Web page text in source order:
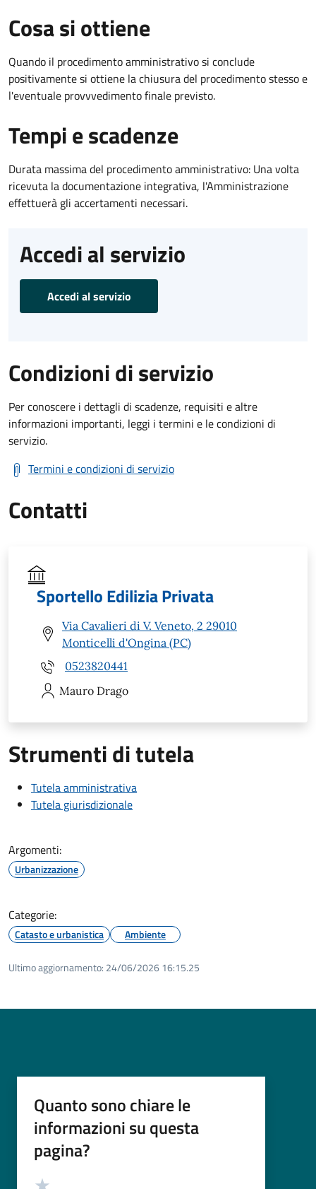
Cosa si ottiene
Quando il procedimento amministrativo si conclude
positivamente si ottiene la chiusura del procedimento stesso e
l'eventuale provvvedimento finale previsto.
Tempi e scadenze
Durata massima del procedimento amministrativo: Una volta
ricevuta la documentazione integrativa, l'Amministrazione
effettuerà gli accertamenti necessari.
Accedi al servizio
Accedi al servizio
Condizioni di servizio
Per conoscere i dettagli di scadenze, requisiti e altre
informazioni importanti, leggi i termini e le condizioni di
servizio.
Termini e condizioni di servizio
Contatti
Sportello Edilizia Privata
Via Cavalieri di V. Veneto, 2 29010
Monticelli d'Ongina (PC)
0523820441
Mauro Drago
Strumenti di tutela
Tutela amministrativa
Tutela giurisdizionale
Argomenti:
Urbanizzazione
Categorie:
Catasto e urbanistica Ambiente
Ultimo aggiornamento: 24/06/2026 16:15.25
Quanto sono chiare le
informazioni su questa
pagina?
Valutazione